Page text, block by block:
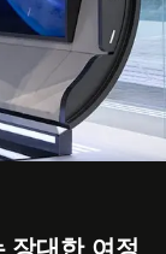
장대한 여정